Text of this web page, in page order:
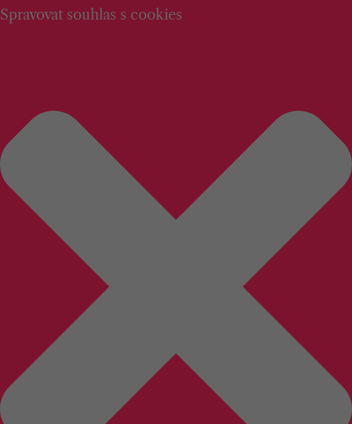
Spravovat souhlas s cookies